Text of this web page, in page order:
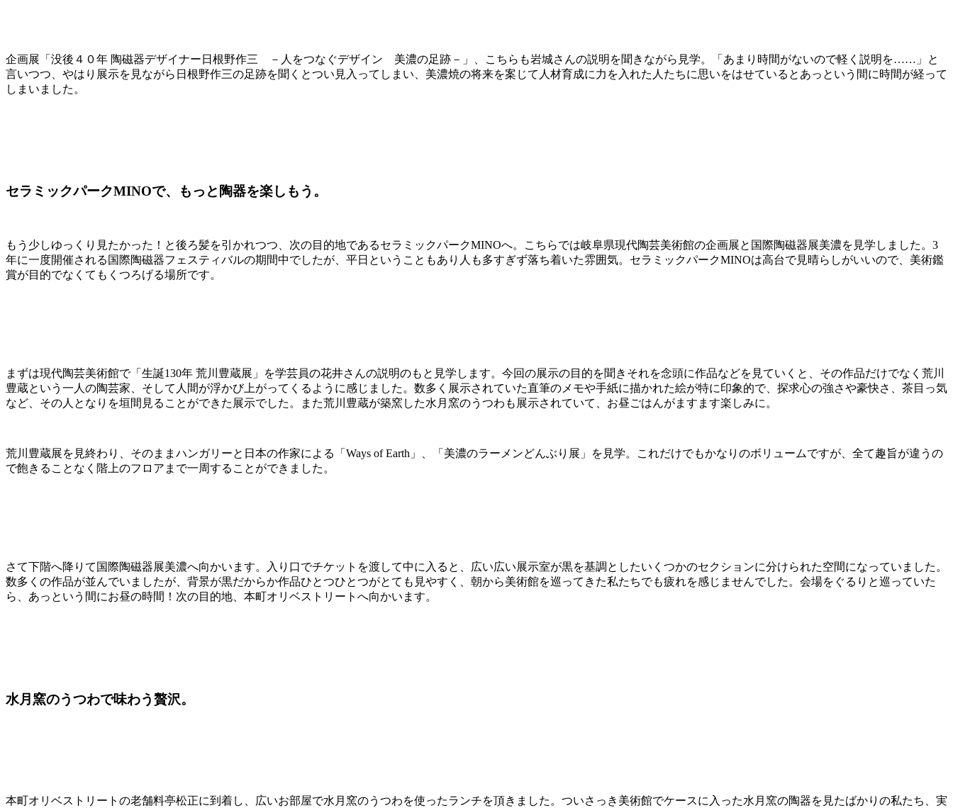
企画展「没後４０年 陶磁器デザイナー日根野作三 －人をつなぐデザイン 美濃の足跡－」、こちらも岩城さんの説明を聞きながら見学。「あまり時間がないので軽く説明を……」と
言いつつ、やはり展示を見ながら日根野作三の足跡を聞くとつい見入ってしまい、美濃焼の将来を案じて人材育成に力を入れた人たちに思いをはせているとあっという間に時間が経って
しまいました。
セラミックパークMINOで、もっと陶器を楽しもう。
もう少しゆっくり見たかった！と後ろ髪を引かれつつ、次の目的地であるセラミックパークMINOへ。こちらでは岐阜県現代陶芸美術館の企画展と国際陶磁器展美濃を見学しました。3
年に一度開催される国際陶磁器フェスティバルの期間中でしたが、平日ということもあり人も多すぎず落ち着いた雰囲気。セラミックパークMINOは高台で見晴らしがいいので、美術鑑
賞が目的でなくてもくつろげる場所です。
まずは現代陶芸美術館で「生誕130年 荒川豊蔵展」を学芸員の花井さんの説明のもと見学します。今回の展示の目的を聞きそれを念頭に作品などを見ていくと、その作品だけでなく荒川
豊蔵という一人の陶芸家、そして人間が浮かび上がってくるように感じました。数多く展示されていた直筆のメモや手紙に描かれた絵が特に印象的で、探求心の強さや豪快さ、茶目っ気
など、その人となりを垣間見ることができた展示でした。また荒川豊蔵が築窯した水月窯のうつわも展示されていて、お昼ごはんがますます楽しみに。
荒川豊蔵展を見終わり、そのままハンガリーと日本の作家による「Ways of Earth」、「美濃のラーメンどんぶり展」を見学。これだけでもかなりのボリュームですが、全て趣旨が違うの
で飽きることなく階上のフロアまで一周することができました。
さて下階へ降りて国際陶磁器展美濃へ向かいます。入り口でチケットを渡して中に入ると、広い広い展示室が黒を基調としたいくつかのセクションに分けられた空間になっていました。
数多くの作品が並んでいましたが、背景が黒だからか作品ひとつひとつがとても見やすく、朝から美術館を巡ってきた私たちでも疲れを感じませんでした。会場をぐるりと巡っていた
ら、あっという間にお昼の時間！次の目的地、本町オリベストリートへ向かいます。
水月窯のうつわで味わう贅沢。
本町オリベストリートの老舗料亭松正に到着し、広いお部屋で水月窯のうつわを使ったランチを頂きました。ついさっき美術館でケースに入った水月窯の陶器を見たばかりの私たち、実